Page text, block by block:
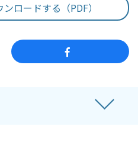
ロードする（PDF）